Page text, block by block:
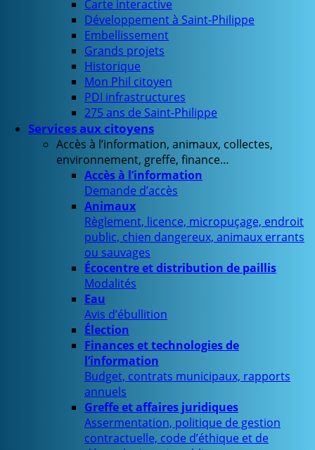
Carte interactive
Développement à Saint-Philippe
Embellissement
Grands projets
Historique
Mon Phil citoyen
PDI infrastructures
275 ans de Saint-Philippe
Services aux citoyens
Accès à l’information, animaux, collectes,
environnement, greffe, finance…
Accès à l’information
Demande d’accès
Animaux
Règlement, licence, micropuçage, endroit
public, chien dangereux, animaux errants
ou sauvages
Écocentre et distribution de paillis
Modalités
Eau
Avis d’ébullition
Élection
Finances et technologies de
l’information
Budget, contrats municipaux, rapports
annuels
Greffe et affaires juridiques
Assermentation, politique de gestion
contractuelle, code d’éthique et de